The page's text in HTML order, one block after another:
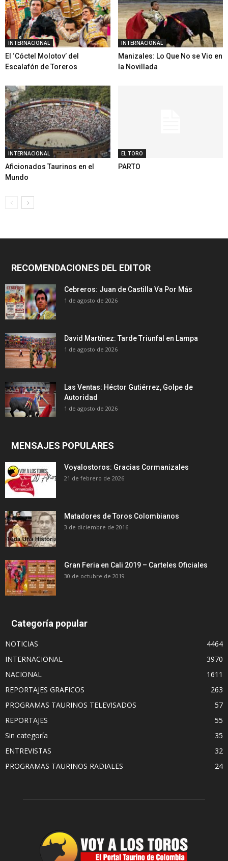
INTERNACIONAL
El ‘Cóctel Molotov’ del
Escalafón de Toreros
INTERNACIONAL
Manizales: Lo Que No se Vio en
la Novillada
INTERNACIONAL
Aficionados Taurinos en el
Mundo
EL TORO
PARTO
RECOMENDACIONES DEL EDITOR
Cebreros: Juan de Castilla Va Por Más
1 de agosto de 2026
David Martínez: Tarde Triunfal en Lampa
1 de agosto de 2026
Las Ventas: Héctor Gutiérrez, Golpe de
Autoridad
1 de agosto de 2026
MENSAJES POPULARES
Voyalostoros: Gracias Cormanizales
21 de febrero de 2026
Matadores de Toros Colombianos
3 de diciembre de 2016
Gran Feria en Cali 2019 – Carteles Oficiales
30 de octubre de 2019
Categoría popular
NOTICIAS
4464
INTERNACIONAL
3970
NACIONAL
1611
REPORTAJES GRAFICOS
263
PROGRAMAS TAURINOS TELEVISADOS
57
REPORTAJES
55
Sin categoría
35
ENTREVISTAS
32
PROGRAMAS TAURINOS RADIALES
24